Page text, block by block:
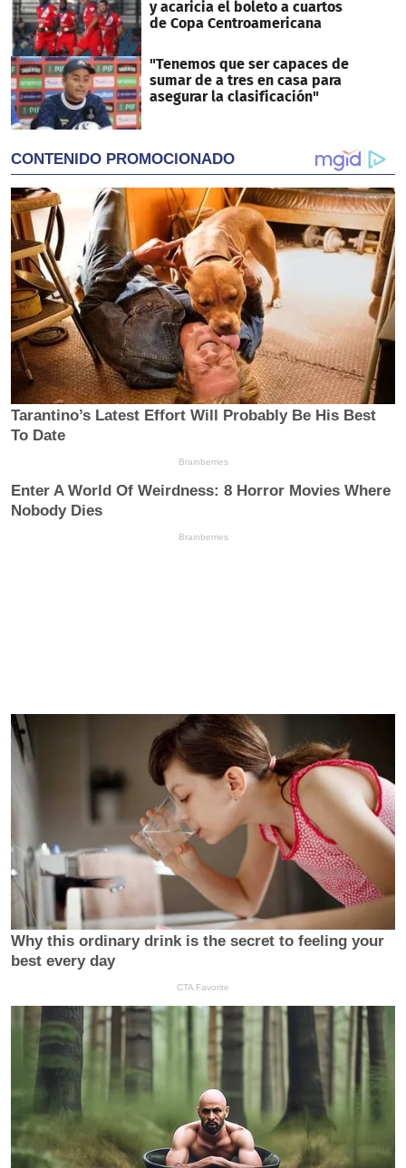
y acaricia el boleto a cuartos
de Copa Centroamericana
"Tenemos que ser capaces de
sumar de a tres en casa para
asegurar la clasificación"